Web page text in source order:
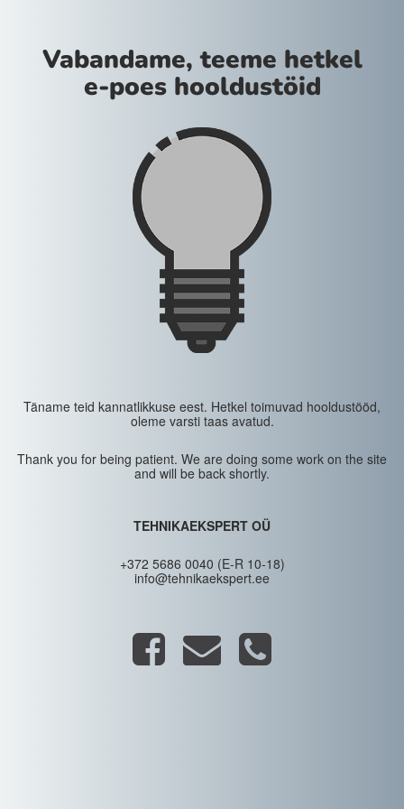
Vabandame, teeme hetkel
e-poes hooldustöid
Täname teid kannatlikkuse eest. Hetkel toimuvad hooldustööd,
oleme varsti taas avatud.
Thank you for being patient. We are doing some work on the site
and will be back shortly.
TEHNIKAEKSPERT OÜ
+372 5686 0040 (E-R 10-18)
info@tehnikaekspert.ee